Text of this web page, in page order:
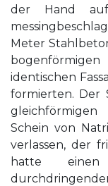
der Hand
Meter
identischen
formierten. Der
Schein von
verlassen, der
hatte